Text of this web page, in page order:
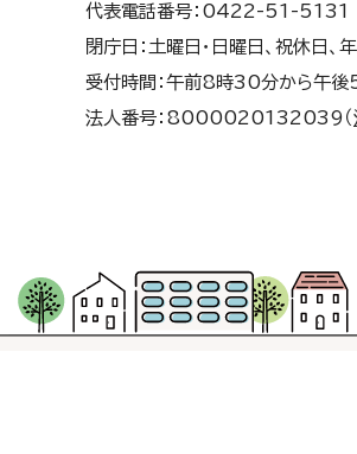
代表電話番号：0422-51-5131
閉庁日：土曜日・日曜日、祝休日
受付時間：午前8時30分から午後
法人番号：8000020132039（